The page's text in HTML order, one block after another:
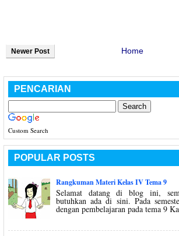
Newer Post Home
PENCARIAN
Custom Search
POPULAR POSTS
Rangkuman Materi Kelas IV Tema 9
Selamat datang di blog ini,
butuhkan ada di sini. Pada
dengan pembelajaran pada tema 9